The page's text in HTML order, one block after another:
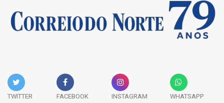
TWITTER FACEBOOK INSTAGRAM WHATSAPP